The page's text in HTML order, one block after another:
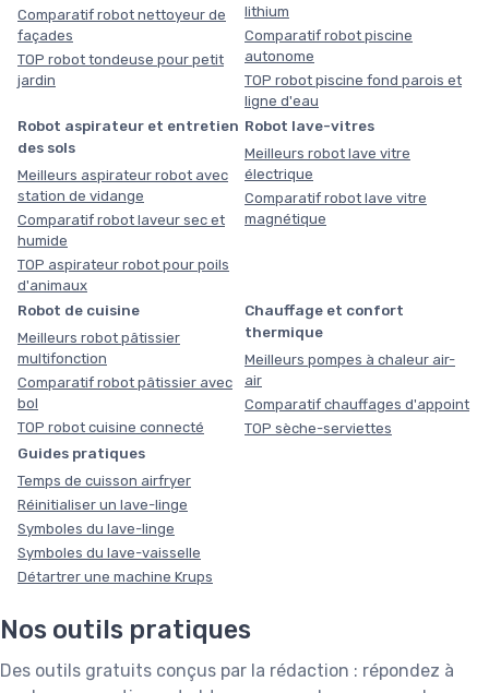
Comparatif robot nettoyeur de
façades
TOP robot tondeuse pour petit
jardin
lithium
Comparatif robot piscine
autonome
TOP robot piscine fond parois et
ligne d'eau
Robot aspirateur et entretien
des sols
Meilleurs aspirateur robot avec
station de vidange
Comparatif robot laveur sec et
humide
TOP aspirateur robot pour poils
d'animaux
Robot lave-vitres
Meilleurs robot lave vitre
électrique
Comparatif robot lave vitre
magnétique
Robot de cuisine
Meilleurs robot pâtissier
multifonction
Comparatif robot pâtissier avec
bol
TOP robot cuisine connecté
Chauffage et confort
thermique
Meilleurs pompes à chaleur air-
air
Comparatif chauffages d'appoint
TOP sèche-serviettes
Guides pratiques
Temps de cuisson airfryer
Réinitialiser un lave-linge
Symboles du lave-linge
Symboles du lave-vaisselle
Détartrer une machine Krups
Nos outils pratiques
Des outils gratuits conçus par la rédaction : répondez à